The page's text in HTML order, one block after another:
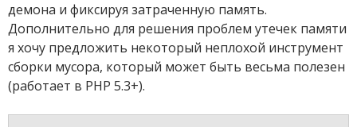
демона и фиксируя затраченную память.
Дополнительно для решения проблем утечек памяти
я хочу предложить некоторый неплохой инструмент
сборки мусора, который может быть весьма полезен
(работает в PHP 5.3+).